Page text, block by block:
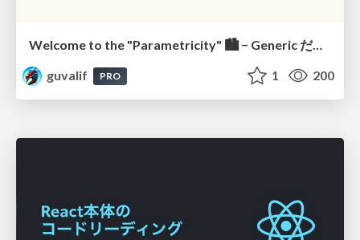
Welcome to the "Parametricity" 🏙️ − Generic だけど Specific な世界 −
guvalif
PRO 1 200